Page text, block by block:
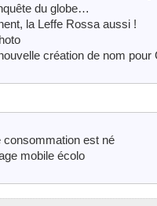
du globe…
la Leffe Rossa aussi !
création de nom pour
consommation est né
mobile écolo